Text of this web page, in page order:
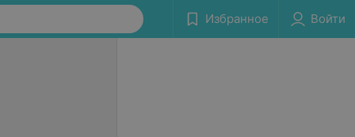
Избранное Войти